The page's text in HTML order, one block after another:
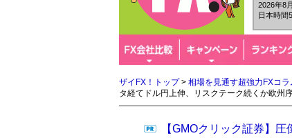
2026年8
日本時間
ザイFX！トップ> 相場を見通す超強力FXコラ
タ経てドル円上伸、リスクテーク続くか欧州
【GMOクリック証券】